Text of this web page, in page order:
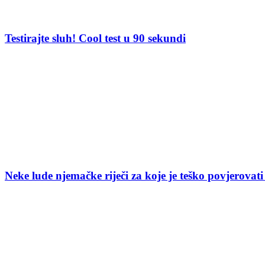
Testirajte sluh! Cool test u 90 sekundi
Neke lude njemačke riječi za koje je teško